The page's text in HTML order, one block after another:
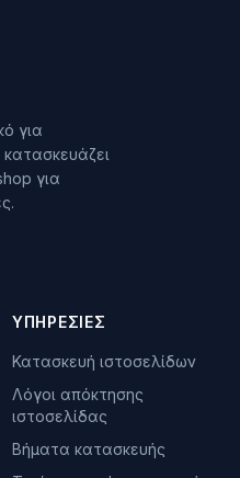
για
για
ΥΠΗΡΕΣΊΕΣ
Κατασκευή ιστοσελίδων
Λόγοι απόκτησης
ιστοσελίδας
Βήματα κατασκευής